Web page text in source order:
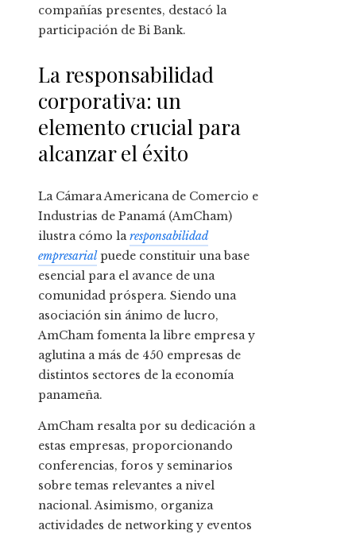
compañías presentes, destacó la
participación de Bi Bank.
La responsabilidad
corporativa: un
elemento crucial para
alcanzar el éxito
La Cámara Americana de Comercio e
Industrias de Panamá (AmCham)
ilustra cómo laresponsabilidad
empresarial puede constituir una base
esencial para el avance de una
comunidad próspera. Siendo una
asociación sin ánimo de lucro,
AmCham fomenta la libre empresa y
aglutina a más de 450 empresas de
distintos sectores de la economía
panameña.
AmCham resalta por su dedicación a
estas empresas, proporcionando
conferencias, foros y seminarios
sobre temas relevantes a nivel
nacional. Asimismo, organiza
actividades de networking y eventos